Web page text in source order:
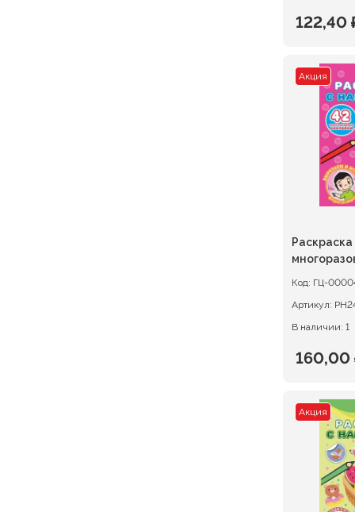
153,00
122,40
Текущая
122,40
Акция
Код: ГЦ-
Артикул:
В наличии: 1
200,00
160,00
160,00
Акция